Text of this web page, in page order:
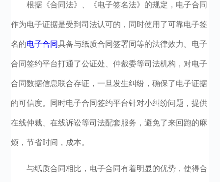
根据《合同法》、《电子签名法》的规定，电子合同
作为电子证据是受到司法认可的，同时使用了可靠电子签
名的电子合同具备与纸质合同签署同等的法律效力。电子
合同签约平台打通了公证处、仲裁委等司法机构，对电子
合同数据信息联合存证，一旦发生纠纷，确保了电子证据
的可信度。同时电子合同签约平台针对小纠纷问题，提供
在线仲裁、在线诉讼等司法配套服务，避免了来回跑的麻
烦，节省时间，成本。
与纸质合同相比，电子合同有着明显的优势，使得合